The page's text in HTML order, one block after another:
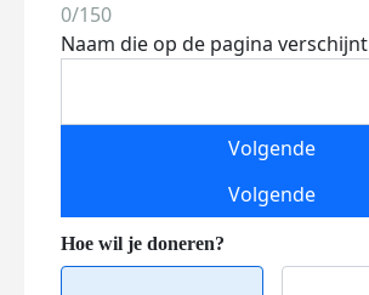
0/150
Naam die op de pagina verschijnt
Volgende
Volgende